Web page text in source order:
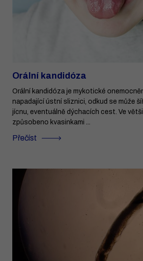
Orální kandidóza
Orální kandidóza je mykotické
napadající ústní sliznici, odkud se může
jícnu, eventuálně dýchacích cest. Ve
způsobeno kvasinkami ...
Přečíst